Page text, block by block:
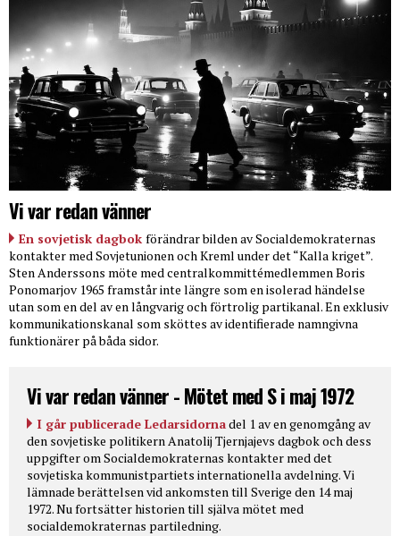
Vi var redan vänner
En sovjetisk dagbok förändrar bilden av Socialdemokraternas
kontakter med Sovjetunionen och Kreml under det “Kalla kriget”.
Sten Anderssons möte med centralkommittémedlemmen Boris
Ponomarjov 1965 framstår inte längre som en isolerad händelse
utan som en del av en långvarig och förtrolig partikanal. En exklusiv
kommunikationskanal som sköttes av identifierade namngivna
funktionärer på båda sidor.
Vi var redan vänner - Mötet med S i maj 1972
I går publicerade Ledarsidornadel 1 av en genomgång av
den sovjetiske politikern Anatolij Tjernjajevs dagbok och dess
uppgifter om Socialdemokraternas kontakter med det
sovjetiska kommunistpartiets internationella avdelning. Vi
lämnade berättelsen vid ankomsten till Sverige den 14 maj
1972. Nu fortsätter historien till själva mötet med
socialdemokraternas partiledning.